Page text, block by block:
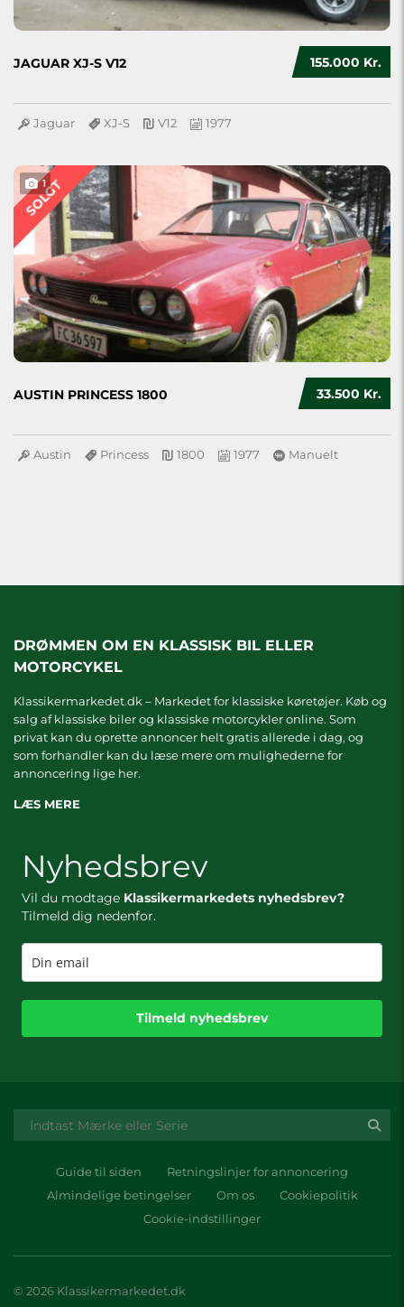
155.000 Kr.
JAGUAR XJ-S V12
Jaguar XJ-S V12 1977
1
SOLGT
33.500 Kr.
AUSTIN PRINCESS 1800
Austin Princess 1800 1977 Manuelt
DRØMMEN OM EN KLASSISK BIL ELLER
MOTORCYKEL
Klassikermarkedet.dk – Markedet for klassiske køretøjer. Køb og
salg af klassiske biler og klassiske motorcykler online. Som
privat kan du oprette annoncer helt gratis allerede i dag, og
som forhandler kan du læse mere om mulighederne for
annoncering lige her.
LÆS MERE
Nyhedsbrev
Vil du modtage Klassikermarkedets nyhedsbrev?
Tilmeld dig nedenfor.
Tilmeld nyhedsbrev
Guide til siden
Retningslinjer for annoncering
Almindelige betingelser
Om os
Cookiepolitik
Cookie-indstillinger
© 2026 Klassikermarkedet.dk